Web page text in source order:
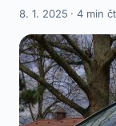
8. 1. 2025 · 4 min